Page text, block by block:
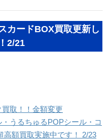
カードBOX買取更新し
2/21
取！！金額変更
うるちゅるPOPシール・コ
高額買取実施中です！ 2/23